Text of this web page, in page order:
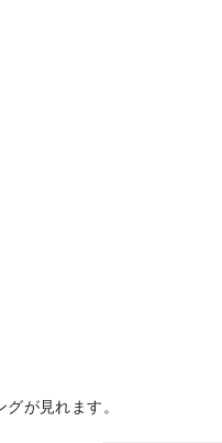
が見れます。